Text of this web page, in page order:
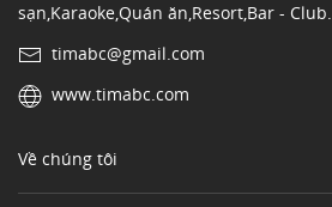
sạn,Karaoke,Quán ăn,Resort,Bar - Club.
timabc@gmail.com
www.timabc.com
Về chúng tôi